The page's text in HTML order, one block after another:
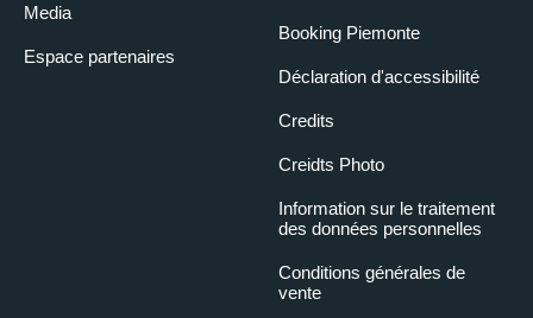
Media
Espace partenaires
Booking Piemonte
Déclaration d'accessibilité
Credits
Creidts Photo
Information sur le traitement
des données personnelles
Conditions générales de
vente